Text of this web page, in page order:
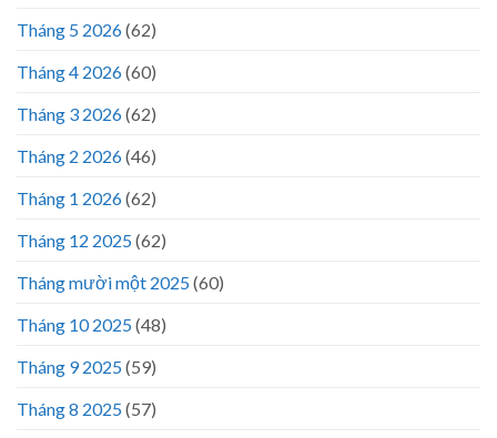
Tháng 5 2026(62)
Tháng 4 2026(60)
Tháng 3 2026(62)
Tháng 2 2026(46)
Tháng 1 2026(62)
Tháng 12 2025(62)
Tháng mười một 2025(60)
Tháng 10 2025(48)
Tháng 9 2025(59)
Tháng 8 2025(57)